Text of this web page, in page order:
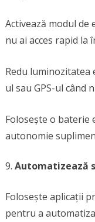
Activează modul de
nu ai acces rapid la
Redu luminozitatea
ul sau GPS-ul când
Folosește o
autonomie
Automatizează
Folosește aplicații
pentru a